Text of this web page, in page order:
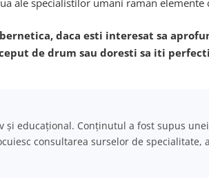
daca esti interesat sa
de drum sau doresti sa iti
educațional. Conținutul a fost supus
consultarea surselor de